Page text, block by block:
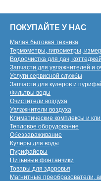
ПОКУПАЙТЕ У НАС
Малая бытовая техника
Термометры, гигрометры,
Водоочистка для дач,
Запчасти для увлажнителей и
Услуги сервисной службы
Запчасти для кулеров и
Фильтры воды
Очистители воздуха
Увлажнители воздуха
Климатические комплексы и
Тепловое оборудование
Обеззараживание
Кулеры для воды
Пурифайеры
Питьевые фонтанчики
Товары для здоровья
Магнитные преобразователи,